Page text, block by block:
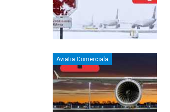
Aviatia Comerciala